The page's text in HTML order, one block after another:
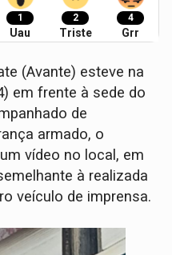
1
Uau
2
Triste
4
Grr
(Avante) esteve na
em frente à sede do
de
armado, o
vídeo no local, em
à realizada
veículo de imprensa.